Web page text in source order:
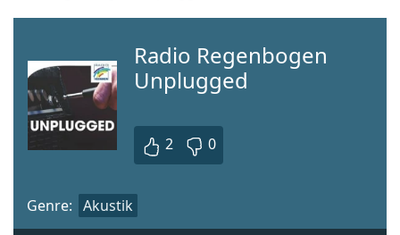
Radio Regenbogen
Unplugged
2 0
Genre: Akustik